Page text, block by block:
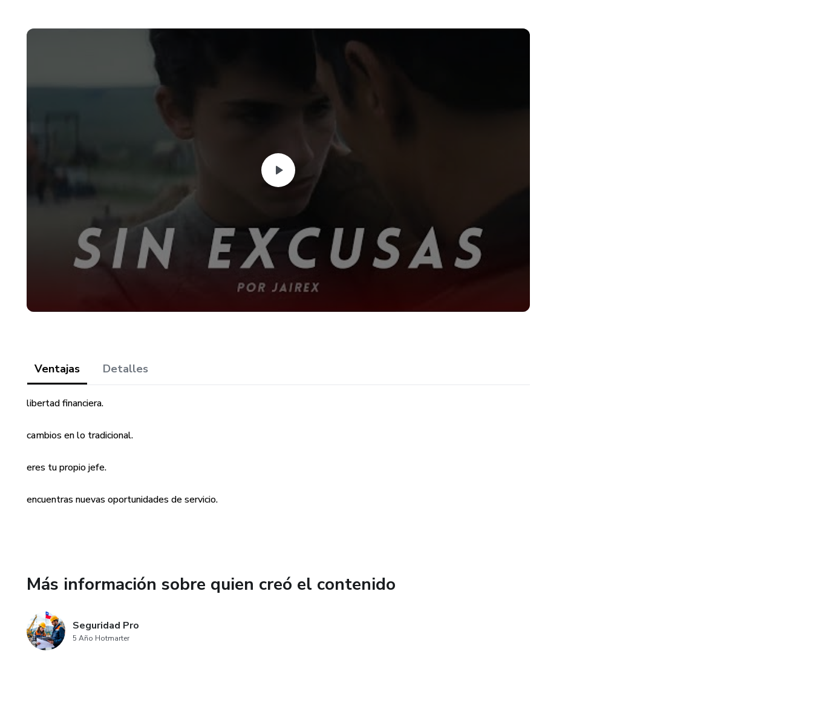
Ventajas Detalles
libertad financiera.
cambios en lo tradicional.
eres tu propio jefe.
encuentras nuevas oportunidades de servicio.
Más información sobre quien creó el contenido
Seguridad Pro
5 Año Hotmarter